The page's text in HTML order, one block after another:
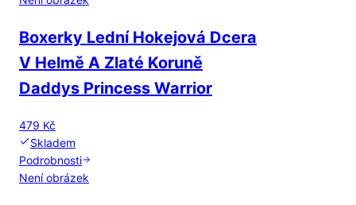
Boxerky Lední Hokejová Dcera
V Helmě A Zlaté Koruně
Daddys Princess Warrior
479 Kč
Skladem
Podrobnosti
Není obrázek